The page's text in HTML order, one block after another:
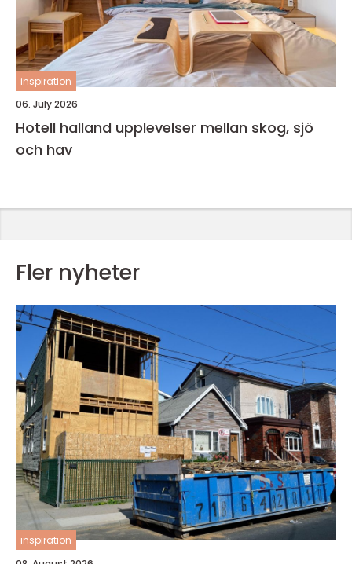
inspiration
06. July 2026
Hotell halland upplevelser mellan skog, sjö
och hav
Fler nyheter
inspiration